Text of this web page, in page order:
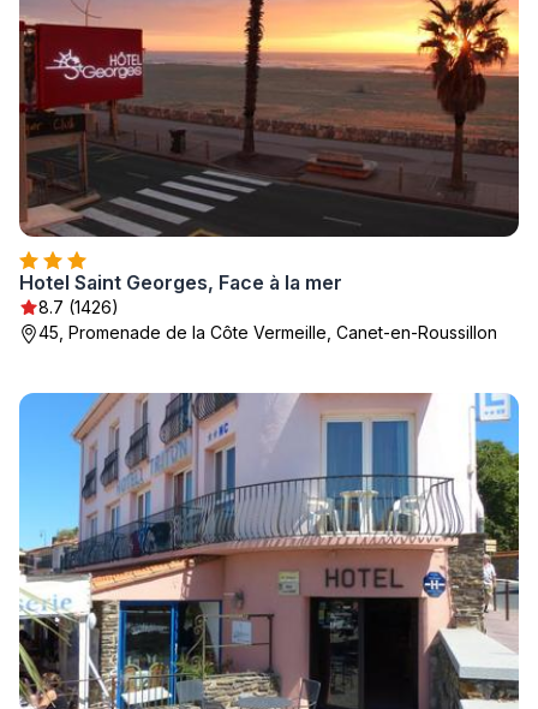
Hotel Saint Georges, Face à la mer
8.7 (1426)
45, Promenade de la Côte Vermeille, Canet-en-Roussillon